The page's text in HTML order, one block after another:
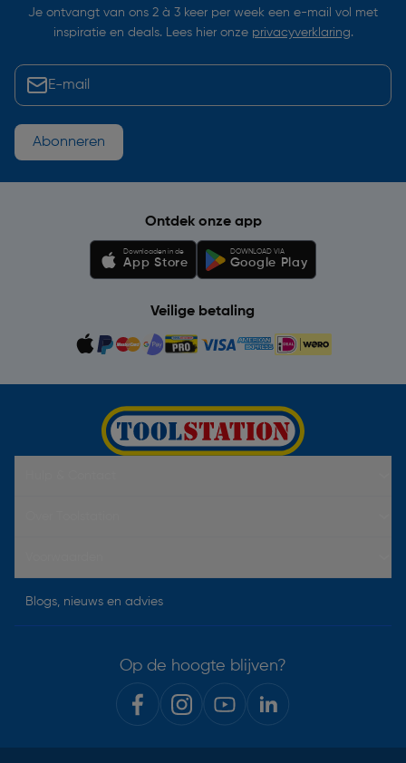
Je ontvangt van ons 2 à 3 keer per week een e-mail vol met
inspiratie en deals. Lees hier onze privacyverklaring.
Abonneren
Ontdek onze app
Downloaden in de
App Store
DOWNLOAD VIA
Google Play
Veilige betaling
Blogs, nieuws en advies
Op de hoogte blijven?